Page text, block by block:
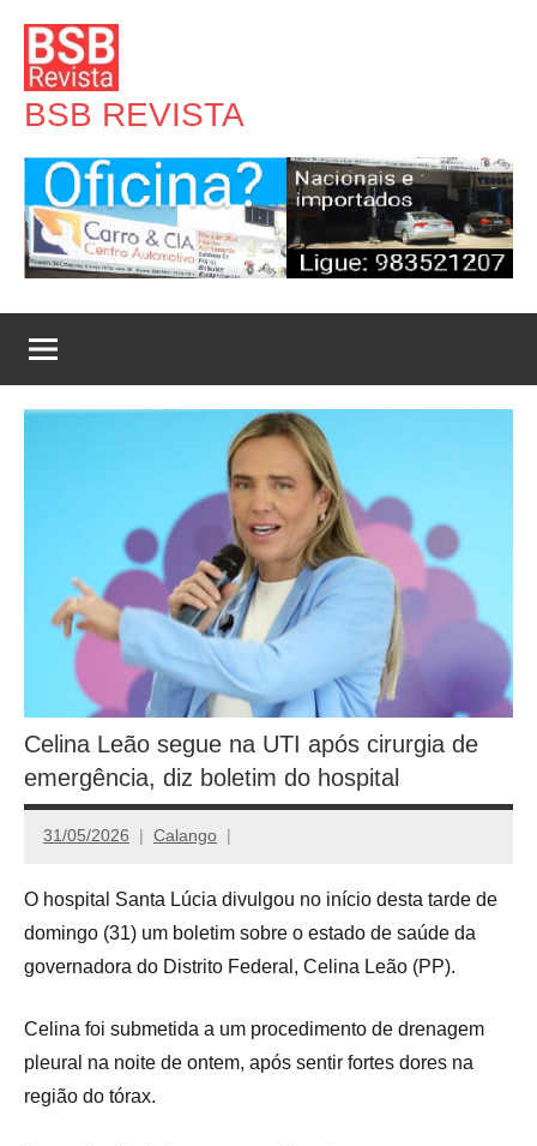
para
conteúdo
BSB REVISTA
Celina Leão segue na UTI após cirurgia de
emergência, diz boletim do hospital
31/05/2026 Calango
O hospital Santa Lúcia divulgou no início desta tarde de
domingo (31) um boletim sobre o estado de saúde da
governadora do Distrito Federal, Celina Leão (PP).
Celina foi submetida a um procedimento de drenagem
pleural na noite de ontem, após sentir fortes dores na
região do tórax.